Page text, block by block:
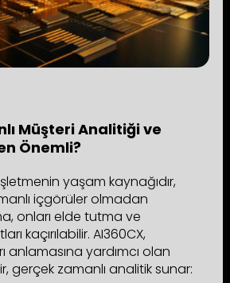
Müşteri Analitiği ve
Önemli?
yaşam kaynağıdır,
içgörüler olmadan
onları elde tutma ve
kaçırılabilir. AI360CX,
anlamasına yardımcı olan
gerçek zamanlı analitik sunar: